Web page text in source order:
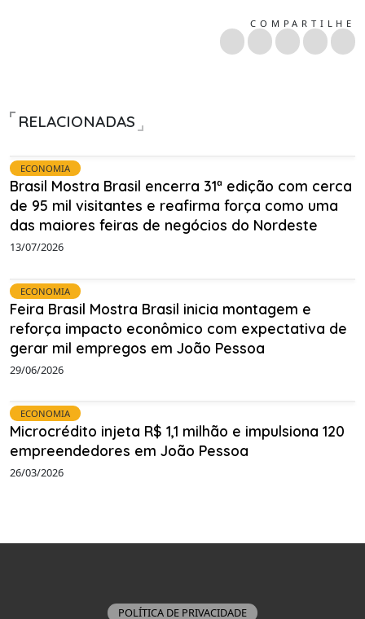
COMPARTILHE
RELACIONADAS
ECONOMIA
Brasil Mostra Brasil encerra 31ª edição com cerca
de 95 mil visitantes e reafirma força como uma
das maiores feiras de negócios do Nordeste
13/07/2026
ECONOMIA
Feira Brasil Mostra Brasil inicia montagem e
reforça impacto econômico com expectativa de
gerar mil empregos em João Pessoa
29/06/2026
ECONOMIA
Microcrédito injeta R$ 1,1 milhão e impulsiona 120
empreendedores em João Pessoa
26/03/2026
POLÍTICA DE PRIVACIDADE